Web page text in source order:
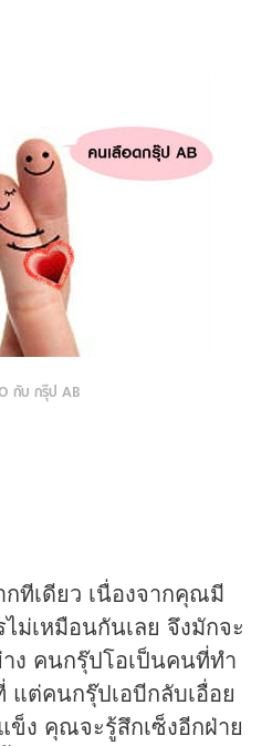
กับ กรุ๊ป AB
ทีเดียว เนื่องจากคุณมี
ม่เหมือนกันเลย จึงมักจะ
ง คนกรุ๊ปโอเป็นคนที่ทำ
แต่คนกรุ๊ปเอบีกลับเอื่อย
ข็ง คุณจะรู้สึกเซ็งอีกฝ่าย